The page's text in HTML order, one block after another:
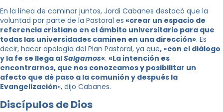
En la línea de caminar juntos, Jordi Cabanes destacó que la
voluntad por parte de la Pastoral es «crear un espacio de
referencia cristiano en el ámbito universitario para que
todas las universidades caminen en una dirección». Es
decir, hacer apología del Plan Pastoral, ya que, «con el diálogo
y la fe se llega alSalgamos«. «La intención es
encontrarnos, que nos conozcamos y posibilitar un
afecto que dé paso a la comunión y después la
Evangelización«, dijo Cabanes.
Discípulos de Dios